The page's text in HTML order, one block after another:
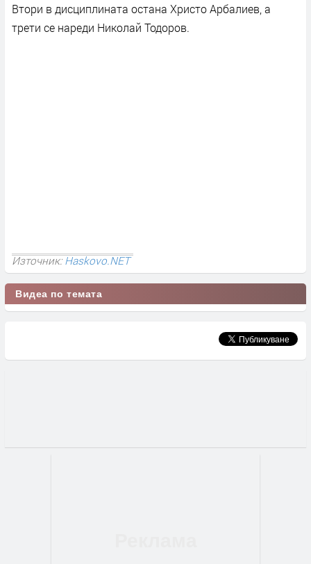
Втори в дисциплината остана Христо Арбалиев, а
трети се нареди Николай Тодоров.
Източник:Haskovo.NET
Видеа по темата